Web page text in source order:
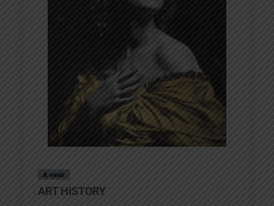
A venir
ART HISTORY